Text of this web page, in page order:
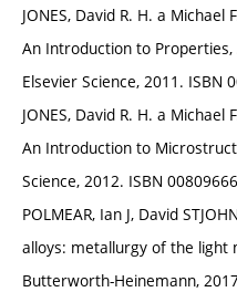
JONES, David R. H. a Michael
An Introduction to
Elsevier Science, 2011. ISBN
JONES, David R. H. a Michael
An Introduction to
Science, 2012. ISBN
POLMEAR, Ian J, David
alloys: metallurgy of the light
Butterworth-Heinemann,